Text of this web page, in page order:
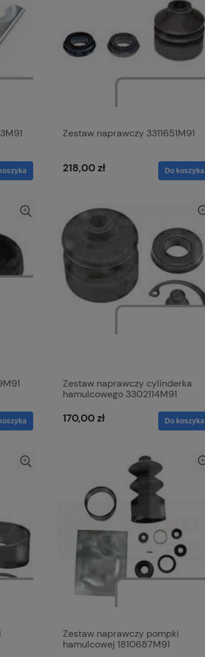
Zestaw naprawczy 3311651M91
218,00 zł Do koszyka
Zestaw naprawczy cylinderka
hamulcowego 3302114M91
170,00 zł Do koszyka
Zestaw naprawczy pompki
hamulcowej 1810687M91